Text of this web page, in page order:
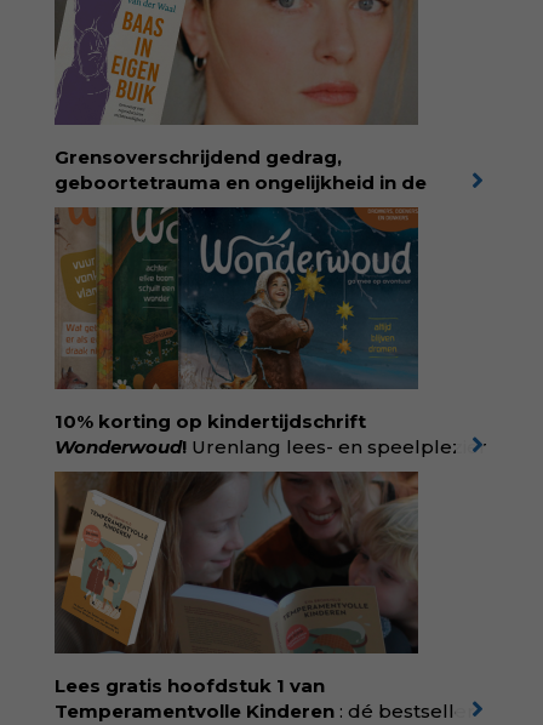
Grensoverschrijdend gedrag,
geboortetrauma en ongelijkheid in de
geboortezorg:in Baas in eigen buik verbindt
filosoof en vroedvrouw Rodante van der Waal
persoonlijke ervaringen aan structureel
onrecht en introduceert ze reproductieve
rechtvaardigheid als een collectieve, radicale
praktijk van zorg. Voor iedereen die wil
begrijpen wat er speelt rond vruchtbaarheid
en geboorte. Koop het boek via
singeluitgeverijen.nl/nijgh-van-
ditmar/boek/baas-in-eigen-buik
10% korting op kindertijdschrift
Wonderwoud! Urenlang lees- en speelplezier
voor dromers, doeners en denkers.
Wonderwoud is het ambachtelijk gemaakte
antwoord op alle snelle gooimaarweg-
boekjes en hapsnap-filmpjes. Het mooiste
kindertijdschrift van Nederland; met liefde en
kunde voor taal, beeld en tekeningen die
spat van elke pagina. Dat vóel je. Dat voelt je
kind. Abonneer via
wonderwoud.nl/abonneren**
korting met code:
KIIND10
Lees gratis hoofdstuk 1 van
Temperamentvolle Kinderen : dé bestseller